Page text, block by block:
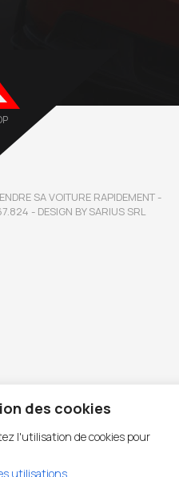
des cookies
l'utilisation de cookies pour
utilisations
SA VOITURE RAPIDEMENT -
- DESIGN BY SARIUS SRL